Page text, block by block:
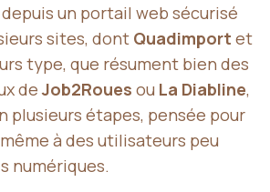
un portail web sécurisé
sites, dont Quadimport et
type, que résument bien des
deJob2Roues ou La Diabline,
plusieurs étapes, pensée pour
à des utilisateurs peu
numériques.